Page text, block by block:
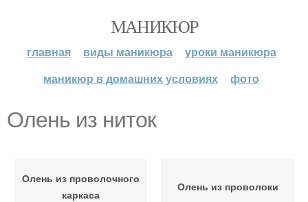
МАНИКЮР
главная виды маникюра
уроки маникюра
маникюр в домашних условиях
фото
Олень из ниток
Олень из проволочного
каркаса
Олень из проволоки